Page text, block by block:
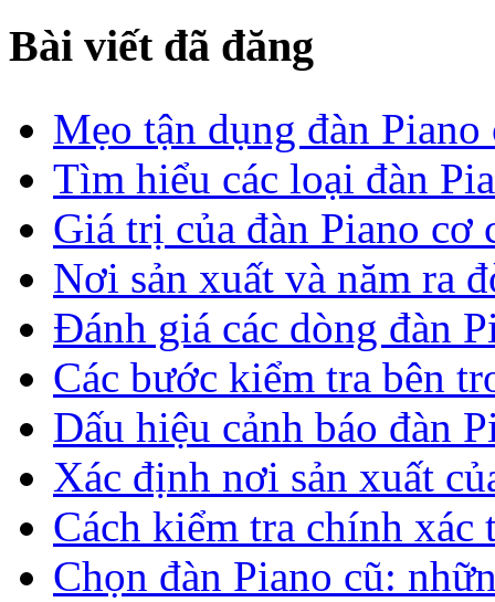
Bài viết đã đăng
Mẹo tận dụng đàn
Tìm hiểu các loại đàn
Giá trị của đàn Piano cơ
Nơi sản xuất và năm ra
Đánh giá các dòng đàn
Các bước kiểm tra bên
Dấu hiệu cảnh báo đàn
Xác định nơi sản xuất
Cách kiểm tra chính xác
Chọn đàn Piano cũ: